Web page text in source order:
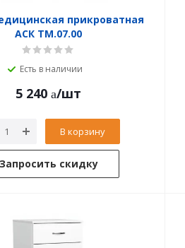
прикроватная
АСК ТМ.07.00
Есть в наличии
5 240 /шт
В корзину
Запросить скидку